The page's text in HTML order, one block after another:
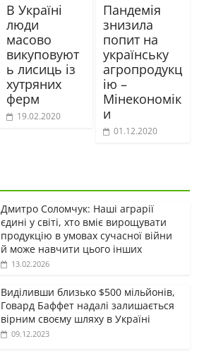
В Україні
люди
масово
викуповуют
ь лисиць із
хутряних
ферм
19.02.2020
Пандемія
знизила
попит на
українську
агропродукц
ію –
Мінекономік
и
01.12.2020
Дмитро Соломчук: Наші аграрії
єдині у світі, хто вміє вирощувати
продукцію в умовах сучасної війни
й може навчити цього інших
13.02.2026
Виділивши близько $500 мільйонів,
Говард Баффет надалі залишається
вірним своєму шляху в Україні
09.12.2023